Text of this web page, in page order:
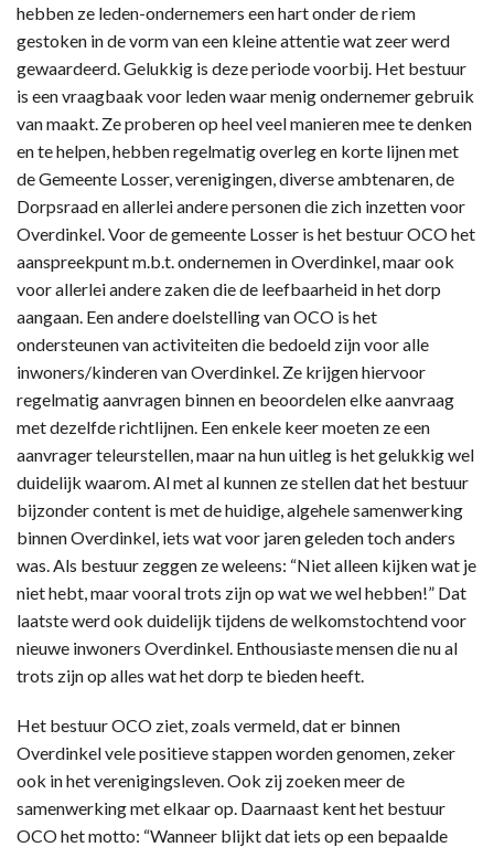
hebben ze leden-ondernemers een hart onder de riem
gestoken in de vorm van een kleine attentie wat zeer werd
gewaardeerd. Gelukkig is deze periode voorbij. Het bestuur
is een vraagbaak voor leden waar menig ondernemer gebruik
van maakt. Ze proberen op heel veel manieren mee te denken
en te helpen, hebben regelmatig overleg en korte lijnen met
de Gemeente Losser, verenigingen, diverse ambtenaren, de
Dorpsraad en allerlei andere personen die zich inzetten voor
Overdinkel. Voor de gemeente Losser is het bestuur OCO het
aanspreekpunt m.b.t. ondernemen in Overdinkel, maar ook
voor allerlei andere zaken die de leefbaarheid in het dorp
aangaan. Een andere doelstelling van OCO is het
ondersteunen van activiteiten die bedoeld zijn voor alle
inwoners/kinderen van Overdinkel. Ze krijgen hiervoor
regelmatig aanvragen binnen en beoordelen elke aanvraag
met dezelfde richtlijnen. Een enkele keer moeten ze een
aanvrager teleurstellen, maar na hun uitleg is het gelukkig wel
duidelijk waarom. Al met al kunnen ze stellen dat het bestuur
bijzonder content is met de huidige, algehele samenwerking
binnen Overdinkel, iets wat voor jaren geleden toch anders
was. Als bestuur zeggen ze weleens: “Niet alleen kijken wat je
niet hebt, maar vooral trots zijn op wat we wel hebben!” Dat
laatste werd ook duidelijk tijdens de welkomstochtend voor
nieuwe inwoners Overdinkel. Enthousiaste mensen die nu al
trots zijn op alles wat het dorp te bieden heeft.
Het bestuur OCO ziet, zoals vermeld, dat er binnen
Overdinkel vele positieve stappen worden genomen, zeker
ook in het verenigingsleven. Ook zij zoeken meer de
samenwerking met elkaar op. Daarnaast kent het bestuur
OCO het motto: “Wanneer blijkt dat iets op een bepaalde